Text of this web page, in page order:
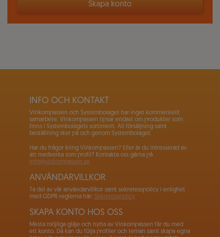
Skapa konto
INFO OCH KONTAKT
Vinkompassen och Systembolaget har inget kommersiellt
samarbete. Vinkompassen tipsar endast om produkter som
finns i Systembolagets sortiment. All försäljning samt
beställning sker på och genom Systembolaget.
Har du frågor kring Vinkompassen? Eller är du intresserad av
att medverka som profil? Kontakta oss gärna på
info@vinkompassen.se
ANVÄNDARVILLKOR
Ta del av vår användarvillkor samt sekretesspolicy i enlighet
med GDPR-reglerna här: Sekretesspolicy
SKAPA KONTO HOS OSS
Mesta möjliga gläje och nytta av Vinkompassen får du med
ett konto. Då kan du följa profiler och teman samt skapa egna